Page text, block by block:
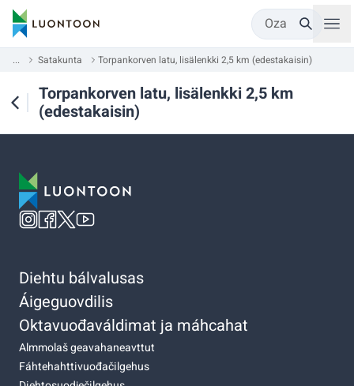
Oza
... Satakunta Torpankorven latu, lisälenkki 2,5 km (edestakaisin)
Torpankorven latu, lisälenkki 2,5 km
(edestakaisin)
Diehtu bálvalusas
Áigeguovdilis
Oktavuođaváldimat ja máhcahat
Almmolaš geavahaneavttut
Fáhtehahttivuođačilgehus